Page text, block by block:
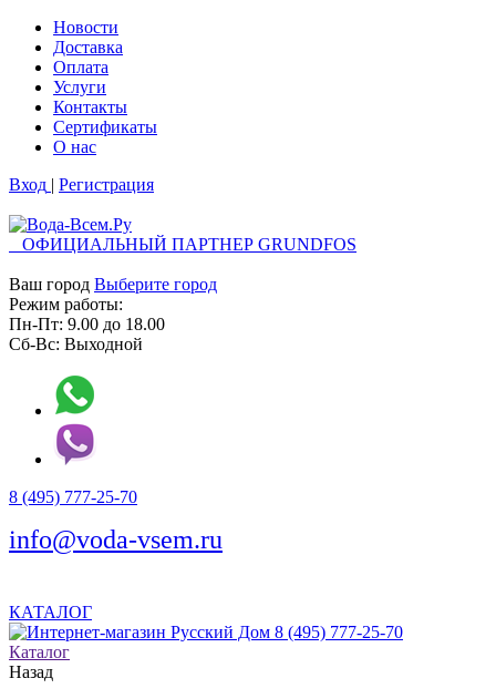
Новости
Доставка
Оплата
Услуги
Контакты
Cертификаты
О нас
Вход | Регистрация
ОФИЦИАЛЬНЫЙ ПАРТНЕР GRUNDFOS
Ваш город Выберите город
Режим работы:
Пн-Пт: 9.00 до 18.00
Сб-Вс: Выходной
8 (495) 777-25-70
info@voda-vsem.ru
КАТАЛОГ
8 (495) 777-25-70
Каталог
Назад